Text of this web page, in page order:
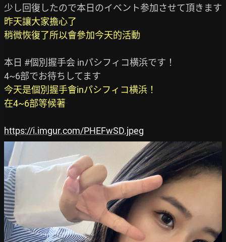
昨天讓大家擔心了
稍微恢復了所以會參加今天的活動
本日 #個別握手会 inパシフィコ横浜です！
今天是個別握手會inパシフィコ横浜！
在4~6部等候著
https://i.imgur.com/PHEFwSD.jpeg